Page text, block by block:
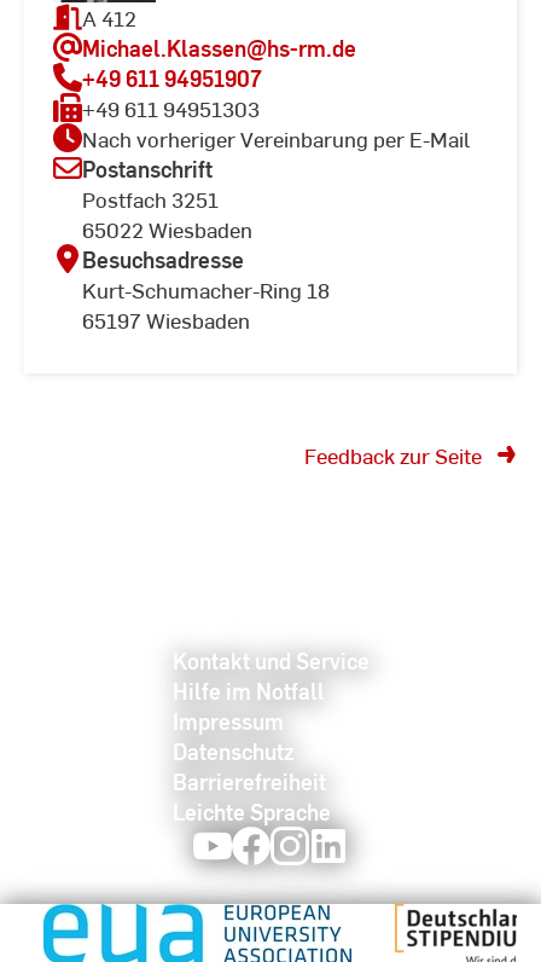
A 412
Michael.Klassen@hs-rm.de
+49 611 94951907
+49 611 94951303
Nach vorheriger Vereinbarung per E-Mail
Postanschrift
Postfach 3251
65022 Wiesbaden
Besuchsadresse
Kurt-Schumacher-Ring 18
65197 Wiesbaden
Feedback zur Seite
Kontakt und Service
Hilfe im Notfall
Impressum
Datenschutz
Barrierefreiheit
Leichte Sprache
YoutubeFacebookInstagram